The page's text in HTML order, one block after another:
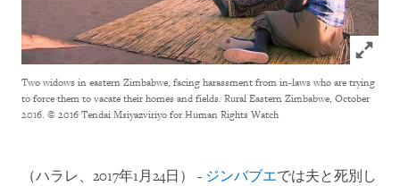
Click to
Two widows in eastern Zimbabwe, facing harassment from in-laws who are trying
to force them to vacate their homes and fields. Rural Eastern Zimbabwe, October
2016. © 2016 Tendai Msiyazviriyo for Human Rights Watch
（ハラレ、2017年1月24日） - ジンバブエでは夫と死別し